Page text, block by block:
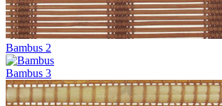
Bambus 2
Bambus 3